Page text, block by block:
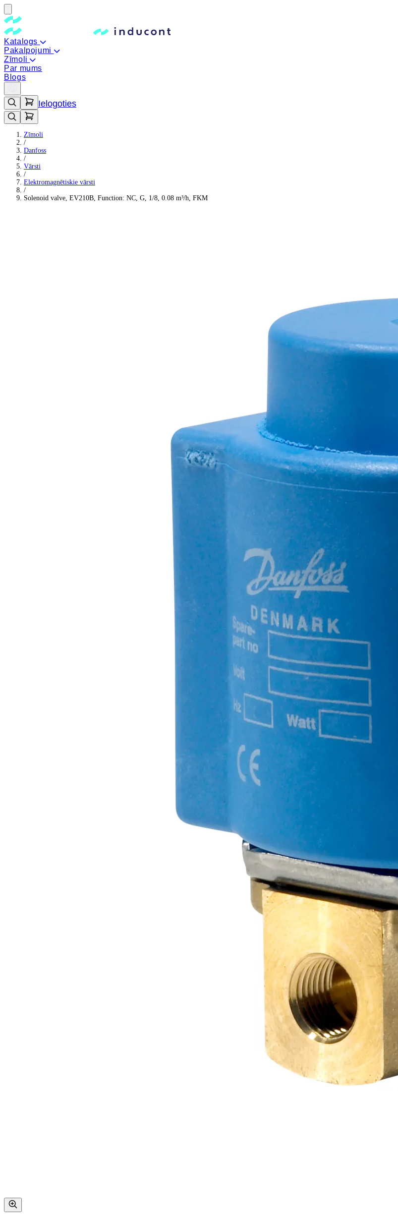
Katalogs
Pakalpojumi
Zīmoli
Par mums
Blogs
Ielogoties
Zīmoli
/
Danfoss
/
Vārsti
/
Elektromagnētiskie vārsti
/
Solenoid valve, EV210B, Function: NC, G, 1/8, 0.08 m³/h, FKM